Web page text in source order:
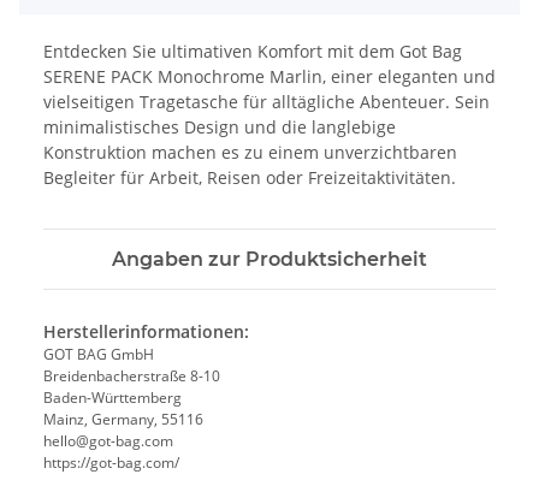
Entdecken Sie ultimativen Komfort mit dem Got Bag
SERENE PACK Monochrome Marlin, einer eleganten und
vielseitigen Tragetasche für alltägliche Abenteuer. Sein
minimalistisches Design und die langlebige
Konstruktion machen es zu einem unverzichtbaren
Begleiter für Arbeit, Reisen oder Freizeitaktivitäten.
Angaben zur Produktsicherheit
Herstellerinformationen:
GOT BAG GmbH
Breidenbacherstraße 8-10
Baden-Württemberg
Mainz, Germany, 55116
hello@got-bag.com
https://got-bag.com/